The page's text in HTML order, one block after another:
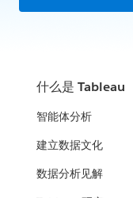
什么是 Tableau
智能体分析
建立数据文化
数据分析见解